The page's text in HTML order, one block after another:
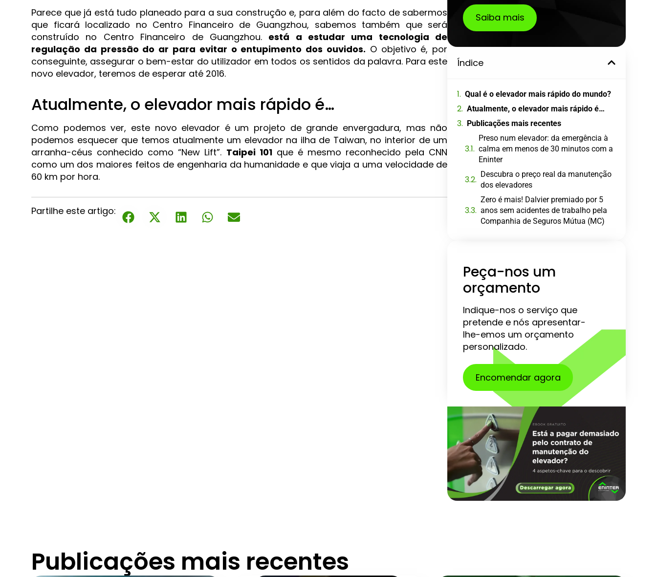
Parece que já está tudo planeado para a sua construção e, para além do facto de sabermos
que ficará localizado no Centro Financeiro de Guangzhou, sabemos também que será
construído no Centro Financeiro de Guangzhou. está a estudar uma tecnologia de
regulação da pressão do ar para evitar o entupimento dos ouvidos. O objetivo é, por
conseguinte, assegurar o bem-estar do utilizador em todos os sentidos da palavra. Para este
novo elevador, teremos de esperar até 2016.
Atualmente, o elevador mais rápido é…
Como podemos ver, este novo elevador é um projeto de grande envergadura, mas não
podemos esquecer que temos atualmente um elevador na ilha de Taiwan, no interior de um
arranha-céus conhecido como “New Lift”. Taipei 101que é mesmo reconhecido pela CNN
como um dos maiores feitos de engenharia da humanidade e que viaja a uma velocidade de
60 km por hora.
Partilhe este artigo:
Saiba mais
Índice
Qual é o elevador mais rápido do mundo?
Atualmente, o elevador mais rápido é…
Publicações mais recentes
Preso num elevador: da emergência à
calma em menos de 30 minutos com a
Eninter
Descubra o preço real da manutenção
dos elevadores
Zero é mais! Dalvier premiado por 5
anos sem acidentes de trabalho pela
Companhia de Seguros Mútua (MC)
Peça-nos um
orçamento
Indique-nos o serviço que
pretende e nós apresentar-
lhe-emos um orçamento
personalizado.
Encomendar agora
Publicações mais recentes